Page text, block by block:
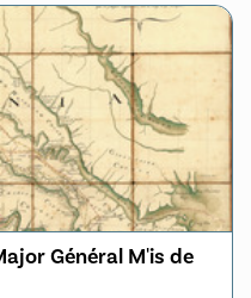
Général M'is de